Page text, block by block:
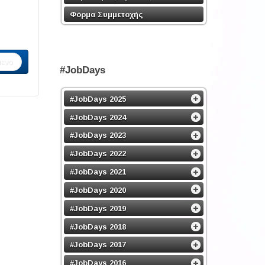
Φόρμα Συμμετοχής
#JobDays
#JobDays 2025
#JobDays 2024
#JobDays 2023
#JobDays 2022
#JobDays 2021
#JobDays 2020
#JobDays 2019
#JobDays 2018
#JobDays 2017
#JobDays 2016